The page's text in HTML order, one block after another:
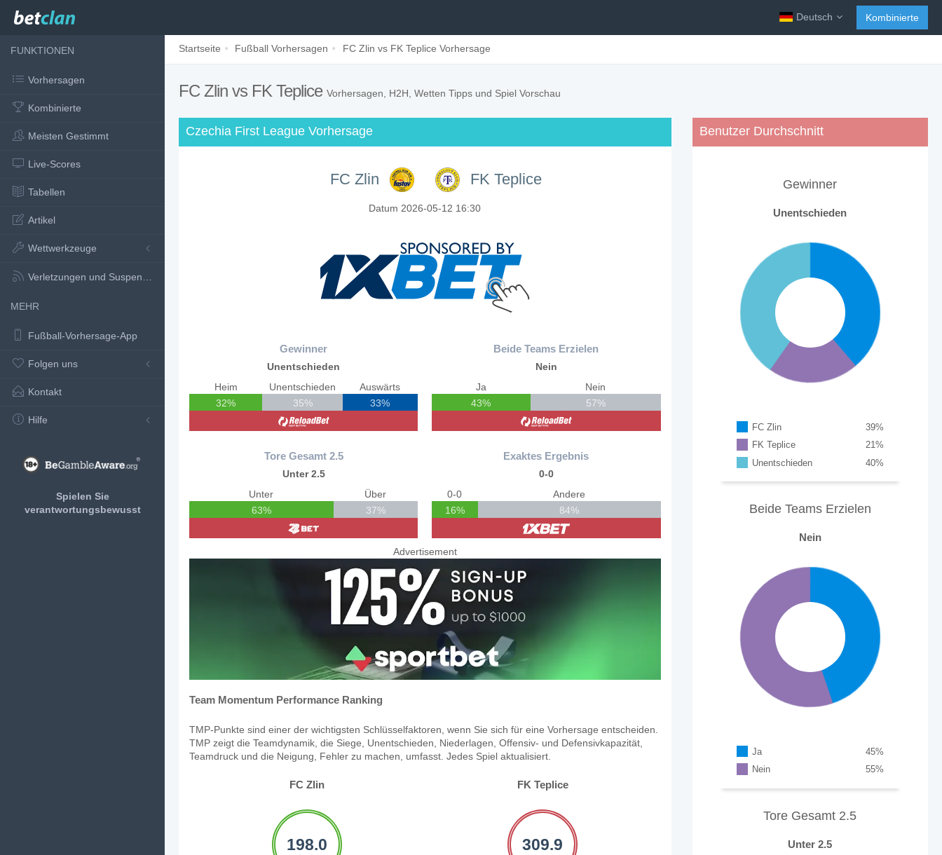
Deutsch Kombinierte
FUNKTIONEN
Vorhersagen
Kombinierte
Meisten Gestimmt
Live-Scores
Tabellen
Artikel
Wettwerkzeuge
Verletzungen und Suspensionen
MEHR
Fußball-Vorhersage-App
Folgen uns
Kontakt
Hilfe
Spielen Sie
verantwortungsbewusst
Startseite Fußball Vorhersagen FC Zlin vs FK Teplice Vorhersage
FC Zlin vs FK Teplice Vorhersagen, H2H, Wetten Tipps und Spiel Vorschau
Czechia First League Vorhersage
FC Zlin FK Teplice
Datum 2026-05-12 16:30
Gewinner
Unentschieden
Heim
32%
Unentschieden
35%
Auswärts
33%
Tore Gesamt 2.5
Unter 2.5
Unter
63%
Über
37%
Beide Teams Erzielen
Nein
Ja
43%
Nein
57%
Exaktes Ergebnis
0-0
0-0
16%
Andere
84%
Advertisement
Team Momentum Performance Ranking
TMP-Punkte sind einer der wichtigsten Schlüsselfaktoren, wenn Sie sich für eine Vorhersage entscheiden.
TMP zeigt die Teamdynamik, die Siege, Unentschieden, Niederlagen, Offensiv- und Defensivkapazität,
Teamdruck und die Neigung, Fehler zu machen, umfasst. Jedes Spiel aktualisiert.
FC Zlin FK Teplice
198.0 309.9
Benutzer Durchschnitt
Gewinner
Unentschieden
FC Zlin %
39
FK Teplice
%
21
Unentschieden
%
40
Beide Teams Erzielen
Nein
Ja %
45
Nein
%
55
Tore Gesamt 2.5
Unter 2.5